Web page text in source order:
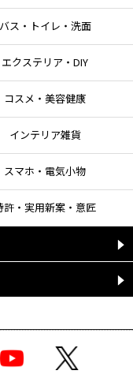
。
涼しい所に保管する。
は置かない。
バス・トイレ・洗面
エクステリア・DIY
コスメ・美容健康
インテリア雑貨
スマホ・電気小物
許・実用新案・意匠